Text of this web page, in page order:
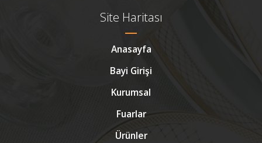
Site Haritası
Anasayfa
Bayi Girişi
Kurumsal
Fuarlar
Ürünler